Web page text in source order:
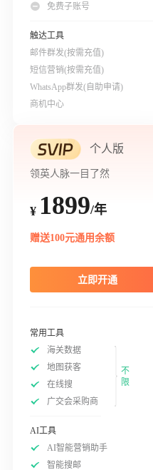
免费子账号
触达工具
邮件群发(按需充值)
短信营销(按需充值)
WhatsApp群发(自助申请)
商机中心
个人版
领英人脉一目了然
¥ 1899/年
赠送100元通用余额
立即开通
常用工具
海关数据
地图获客
在线搜
广交会采购商
不
限
AI工具
AI智能营销助手
智能搜邮